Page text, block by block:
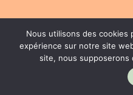
© 2014-2026 With
Rachel WordPress
Nous utilisons des cookies
expérience sur notre site
site, nous supposerons